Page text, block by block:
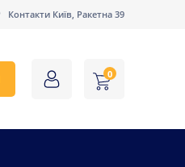
Контакти Київ, Ракетна 39
0